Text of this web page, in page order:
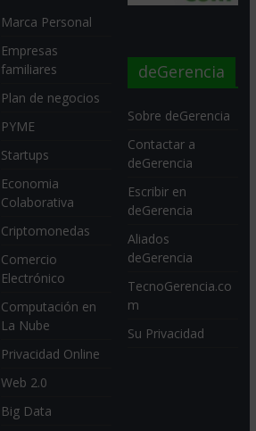
Marca Personal
Empresas
familiares
Plan de negocios
PYME
Startups
Economia
Colaborativa
Criptomonedas
Comercio
Electrónico
Computación en
La Nube
Privacidad Online
Web 2.0
Big Data
deGerencia
Sobre deGerencia
Contactar a
deGerencia
Escribir en
deGerencia
Aliados
deGerencia
TecnoGerencia.co
m
Su Privacidad